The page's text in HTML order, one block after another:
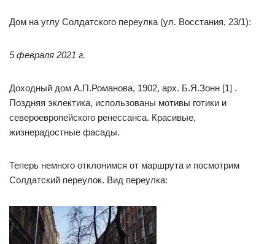
Дом на углу Солдатского переулка (ул. Восстания, 23/1):
5 февраля 2021 г.
Доходный дом А.П.Романова, 1902, арх. Б.Я.Зонн [1] .
Поздняя эклектика, использованы мотивы готики и
североевропейского ренессанса. Красивые,
жизнерадостные фасады.
Теперь немного отклонимся от маршрута и посмотрим
Солдатский переулок. Вид переулка: